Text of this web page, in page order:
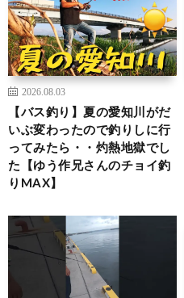
2026.08.03
【バス釣り】夏の愛知川がだ
いぶ変わったので釣りしに行
ってみたら・・灼熱地獄でし
た【ゆう作兄さんのチョイ釣
りMAX】